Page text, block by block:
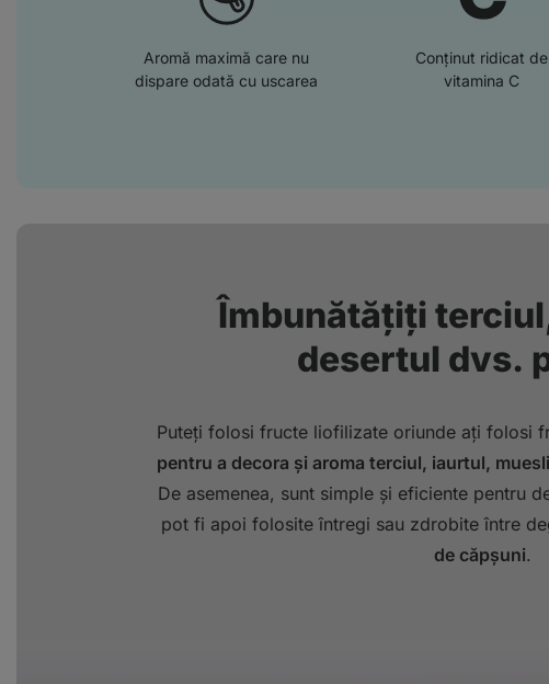
Aromă maximă care nu
dispare odată cu uscarea
Conținut ridicat de
vitamina C
Îmbunătățiți
desertul dvs.
Puteți folosi fructe liofilizate oriunde ați folosi
pentru a decora și aroma terciul, iaurtul,
De asemenea, sunt simple și eficiente pentru
pot fi apoi folosite întregi sau zdrobite între
de căpșuni.